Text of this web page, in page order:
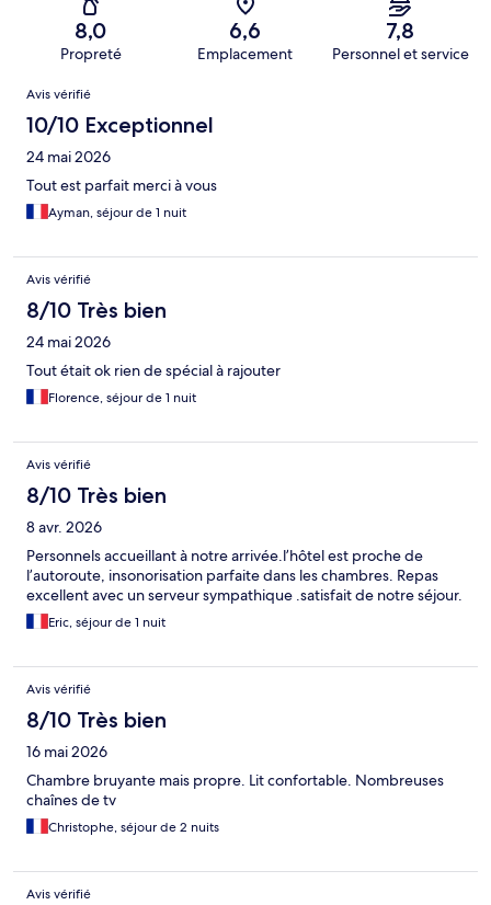
8,0
Propreté
6,6
Emplacement
7,8
Personnel et service
Avis
Avis vérifié
10/10 Exceptionnel
24 mai 2026
Tout est parfait merci à vous
Ayman, séjour de 1 nuit
Avis vérifié
8/10 Très bien
24 mai 2026
Tout était ok rien de spécial à rajouter
Florence, séjour de 1 nuit
Avis vérifié
8/10 Très bien
8 avr. 2026
Personnels accueillant à notre arrivée.l’hôtel est proche de
l’autoroute, insonorisation parfaite dans les chambres. Repas
excellent avec un serveur sympathique .satisfait de notre séjour.
Eric, séjour de 1 nuit
Avis vérifié
8/10 Très bien
16 mai 2026
Chambre bruyante mais propre. Lit confortable. Nombreuses
chaînes de tv
Christophe, séjour de 2 nuits
Avis vérifié